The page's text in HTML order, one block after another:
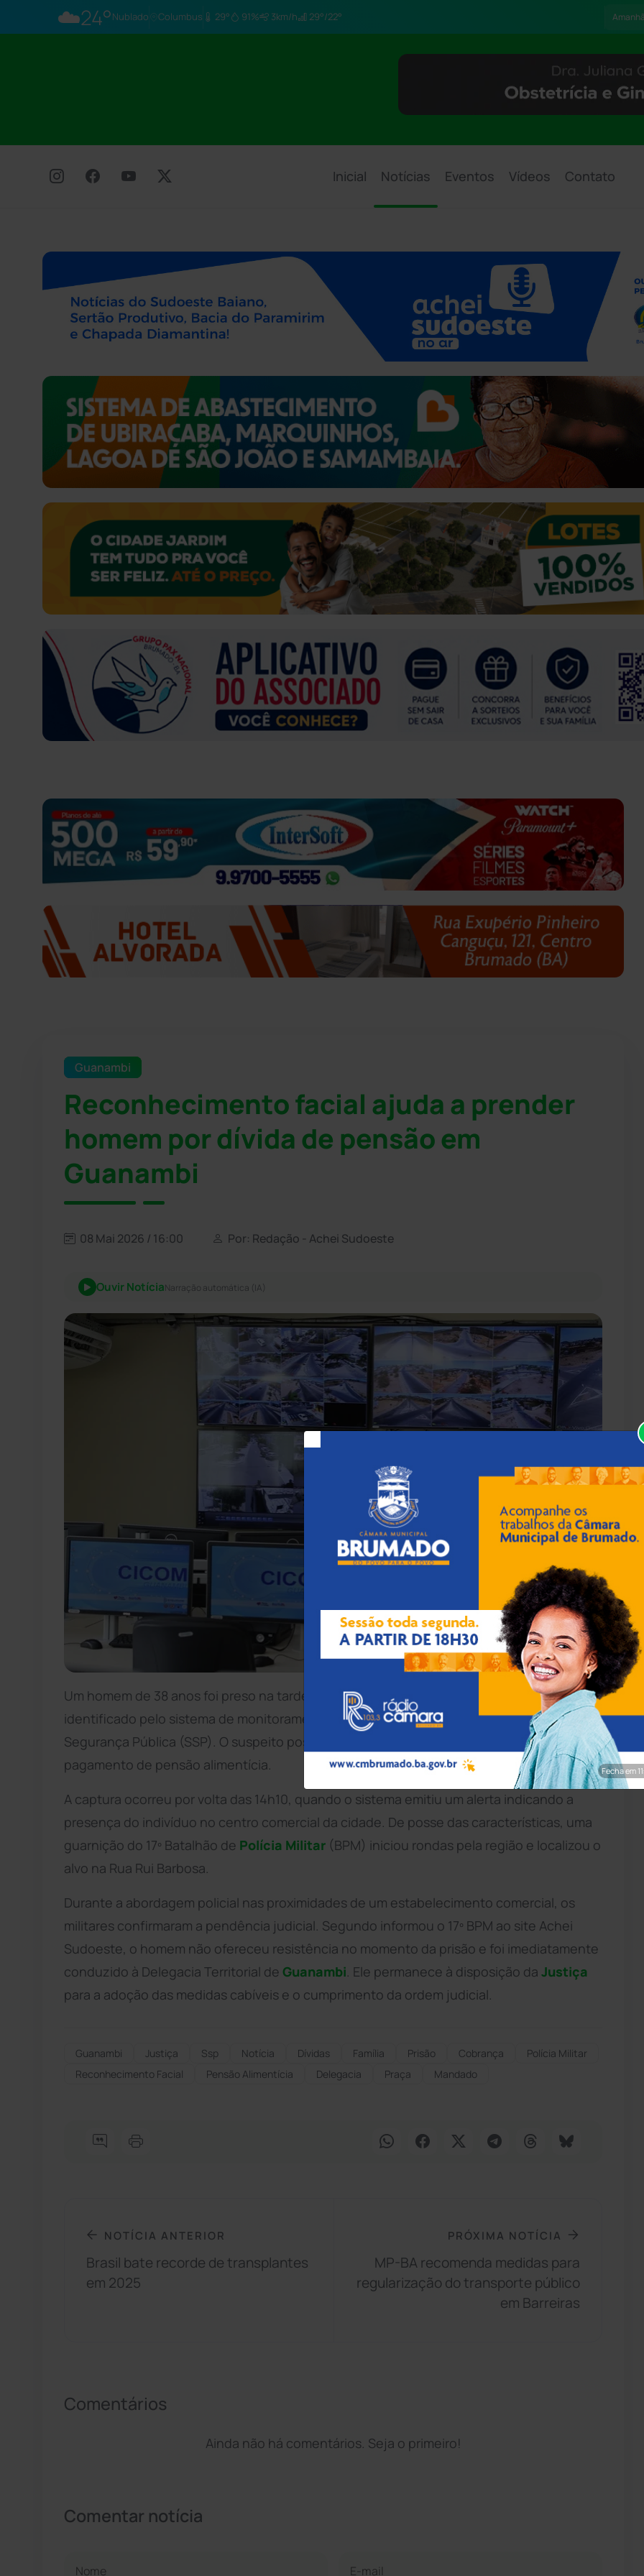
☁️24°Nublado Columbus 29° 91% 3km/h 29°/22° Amanhã
Inicial Notícias Eventos Vídeos Contato
Guanambi
Reconhecimento facial ajuda a prender
homem por dívida de pensão em
Guanambi
08 Mai 2026 / 16:00 Por: Redação - Achei Sudoeste
Ouvir NotíciaNarração automática (IA)
Um homem de 38 anos foi preso na tarde desta quinta-feira (7) em
, após ser
identificado pelo sistema de monitoramento de reconhecimento facial da Secretaria de
Segurança Pública (SSP). O suspeito possuía um mandado de prisão em aberto pelo não
pagamento de pensão alimentícia.
A captura ocorreu por volta das 14h10, quando o sistema emitiu um alerta indicando a
presença do indivíduo no centro comercial da cidade. De posse das características, uma
guarnição do 17º Batalhão de Polícia Militar (BPM) iniciou rondas pela região e localizou o
alvo na Rua Rui Barbosa.
Durante a abordagem policial nas proximidades de um estabelecimento comercial, os
militares confirmaram a pendência judicial. Segundo informou o 17º BPM ao site Achei
Sudoeste, o homem não ofereceu resistência no momento da prisão e foi imediatamente
conduzido à Delegacia Territorial de Guanambi. Ele permanece à disposição da Justiça
para a adoção das medidas cabíveis e o cumprimento da ordem judicial.
Guanambi Justiça Ssp Notícia Dívidas Família Prisão Cobrança
Polícia Militar
Reconhecimento Facial
Pensão Alimentícia Delegacia Praça Mandado
NOTÍCIA ANTERIOR
Brasil bate recorde de transplantes
em 2025
PRÓXIMA NOTÍCIA
MP-BA recomenda medidas para
regularização do transporte público
em Barreiras
Comentários
Ainda não há comentários. Seja o primeiro!
Comentar notícia
Fecha em